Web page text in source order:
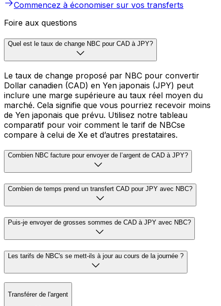
Commencez à économiser sur vos transferts
Foire aux questions
Quel est le taux de change NBC pour CAD à JPY?
Le taux de change proposé par NBC pour convertir
Dollar canadien (CAD) en Yen japonais (JPY) peut
inclure une marge supérieure au taux réel moyen du
marché. Cela signifie que vous pourriez recevoir moins
de Yen japonais que prévu. Utilisez notre tableau
comparatif pour voir comment le tarif de NBCse
compare à celui de Xe et d’autres prestataires.
Combien NBC facture pour envoyer de l’argent de CAD à JPY?
Combien de temps prend un transfert CAD pour JPY avec NBC?
Puis-je envoyer de grosses sommes de CAD à JPY avec NBC?
Les tarifs de NBC's se mett-ils à jour au cours de la journée ?
Transférer de l'argent